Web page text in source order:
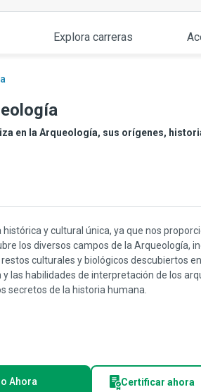
Explora carreras
en la Arqueología, sus orígenes,
histórica y cultural única, ya que nos
los diversos campos de la Arqueología,
culturales y biológicos descubiertos
las habilidades de interpretación de los
secretos de la historia humana.
Ahora Certificar ahora